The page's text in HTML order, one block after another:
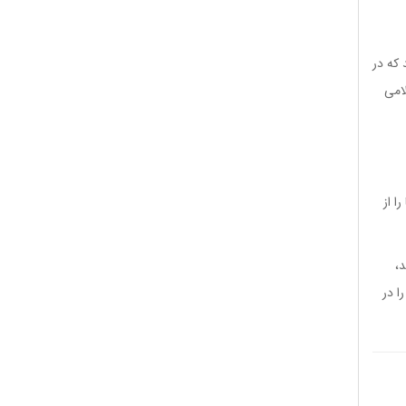
در
از
در